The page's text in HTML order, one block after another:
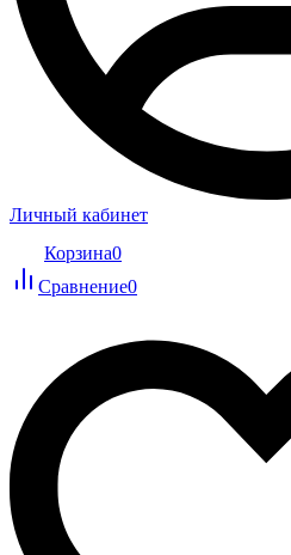
Личный кабинет
Корзина0
Сравнение0